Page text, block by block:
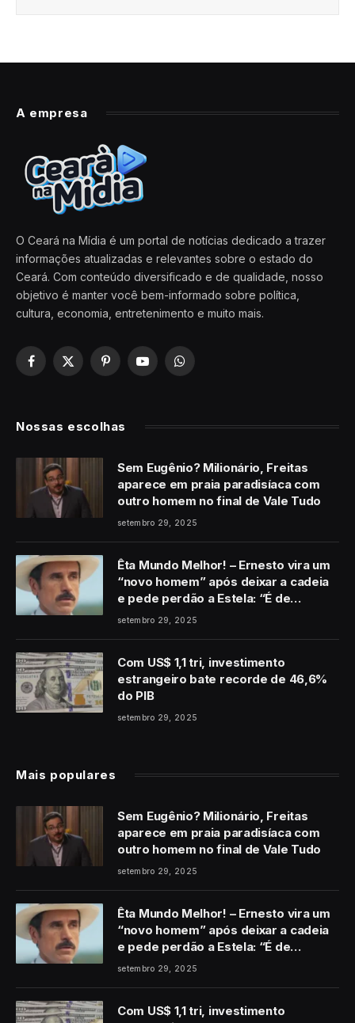
A empresa
O Ceará na Mídia é um portal de notícias dedicado a trazer
informações atualizadas e relevantes sobre o estado do
Ceará. Com conteúdo diversificado e de qualidade, nosso
objetivo é manter você bem-informado sobre política,
cultura, economia, entretenimento e muito mais.
Facebook
X
PinterestYouTubeWhatsApp
Nossas escolhas
Sem Eugênio? Milionário, Freitas
aparece em praia paradisíaca com
outro homem no final de Vale Tudo
setembro 29, 2025
Êta Mundo Melhor! – Ernesto vira um
“novo homem” após deixar a cadeia
e pede perdão a Estela: “É de
coração”
setembro 29, 2025
Com US$ 1,1 tri, investimento
estrangeiro bate recorde de 46,6%
do PIB
setembro 29, 2025
Mais populares
Sem Eugênio? Milionário, Freitas
aparece em praia paradisíaca com
outro homem no final de Vale Tudo
setembro 29, 2025
Êta Mundo Melhor! – Ernesto vira um
“novo homem” após deixar a cadeia
e pede perdão a Estela: “É de
coração”
setembro 29, 2025
Com US$ 1,1 tri, investimento